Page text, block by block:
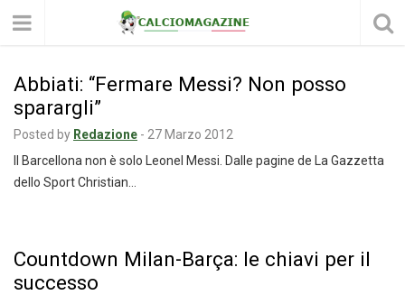
Abbiati: “Fermare Messi? Non posso
sparargli”
Posted by Redazione - 27 Marzo 2012
Il Barcellona non è solo Leonel Messi. Dalle pagine de La Gazzetta
dello Sport Christian…
Countdown Milan-Barça: le chiavi per il
successo